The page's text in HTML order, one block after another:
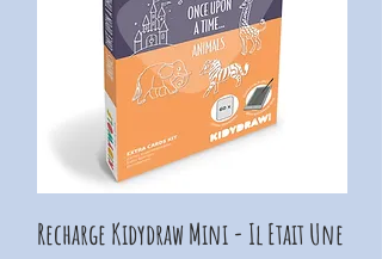
Recharge Kidydraw Mini - Il Etait Une